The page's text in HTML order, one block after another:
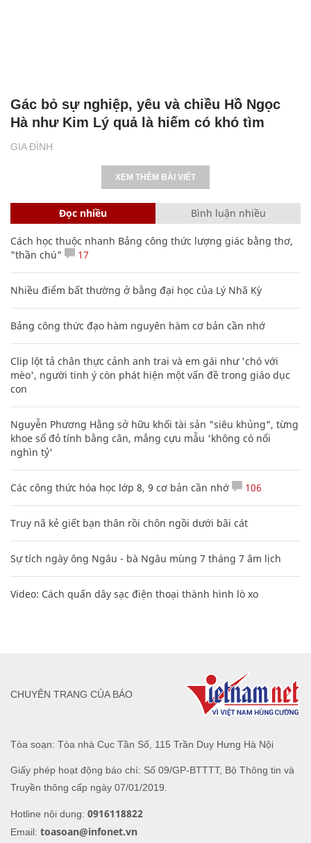
GIA ĐÌNH
Gác bỏ sự nghiệp, yêu và chiều Hồ Ngọc
Hà như Kim Lý quả là hiếm có khó tìm
XEM THÊM BÀI VIẾT
Đọc nhiều Bình luận nhiều
Cách học thuộc nhanh Bảng công thức lượng giác bằng thơ,
"thần chú"
17
Nhiều điểm bất thường ở bằng đại học của Lý Nhã Kỳ
Bảng công thức đạo hàm nguyên hàm cơ bản cần nhớ
Clip lột tả chân thực cảnh anh trai và em gái như 'chó với
mèo', người tinh ý còn phát hiện một vấn đề trong giáo dục
con
Nguyễn Phương Hằng sở hữu khối tài sản "siêu khủng", từng
khoe sổ đỏ tính bằng cân, mắng cựu mẫu 'không có nổi
nghìn tỷ'
Các công thức hóa học lớp 8, 9 cơ bản cần nhớ 106
Truy nã kẻ giết bạn thân rồi chôn ngồi dưới bãi cát
Sự tích ngày ông Ngâu - bà Ngâu mùng 7 tháng 7 âm lịch
Video: Cách quấn dây sạc điện thoại thành hình lò xo
Tòa soạn: Tòa nhà Cục Tần Số, 115 Trần Duy Hưng Hà Nội
Giấy phép hoạt động báo chí: Số 09/GP-BTTTT, Bộ Thông tin và
Truyền thông cấp ngày 07/01/2019.
Hotline nội dung: 0916118822
Email: toasoan@infonet.vn
CHUYÊN TRANG CỦA BÁO